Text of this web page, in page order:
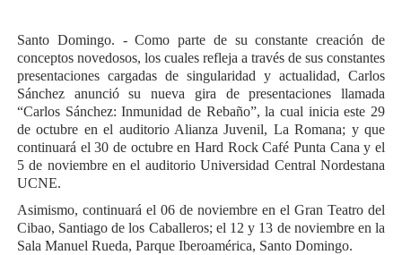
Santo Domingo. - Como parte de su constante creación de
conceptos novedosos, los cuales refleja a través de sus constantes
presentaciones cargadas de singularidad y actualidad, Carlos
Sánchez anunció su nueva gira de presentaciones llamada
“Carlos Sánchez: Inmunidad de Rebaño”, la cual inicia este 29
de octubre en el auditorio Alianza Juvenil, La Romana; y que
continuará el 30 de octubre en Hard Rock Café Punta Cana y el
5 de noviembre en el auditorio Universidad Central Nordestana
UCNE.
Asimismo, continuará el 06 de noviembre en el Gran Teatro del
Cibao, Santiago de los Caballeros; el 12 y 13 de noviembre en la
Sala Manuel Rueda, Parque Iberoamérica, Santo Domingo.